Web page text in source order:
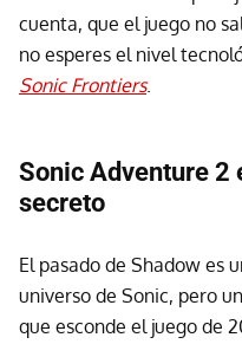
cuenta, que el juego no
no esperes el nivel
Sonic Frontiers.
Sonic Adventure 2
secreto
El pasado de Shadow es
universo de Sonic, pero
que esconde el juego de